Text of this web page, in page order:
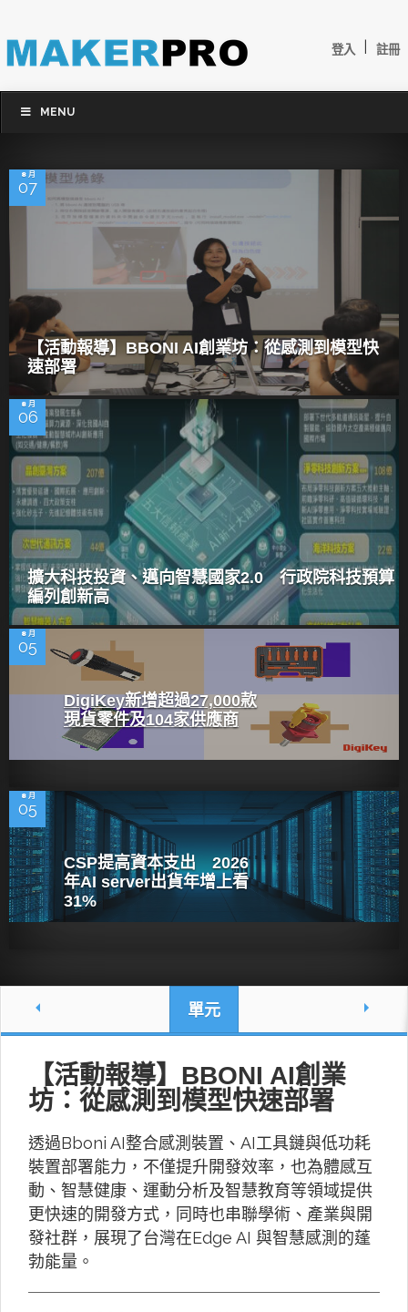
登入 註冊
MENU
8 月
07
【活動報導】BBONI AI創業坊：從感測到模型快
速部署
8 月
06
擴大科技投資、邁向智慧國家2.0 行政院科技預算
編列創新高
8 月
05
DigiKey新增超過27,000款
現貨零件及104家供應商
8 月
05
CSP提高資本支出 2026
年AI server出貨年增上看
31%
單元
【活動報導】BBONI AI創業
坊：從感測到模型快速部署
透過Bboni AI整合感測裝置、AI工具鏈與低功耗
裝置部署能力，不僅提升開發效率，也為體感互
動、智慧健康、運動分析及智慧教育等領域提供
更快速的開發方式，同時也串聯學術、產業與開
發社群，展現了台灣在Edge AI 與智慧感測的蓬
勃能量。